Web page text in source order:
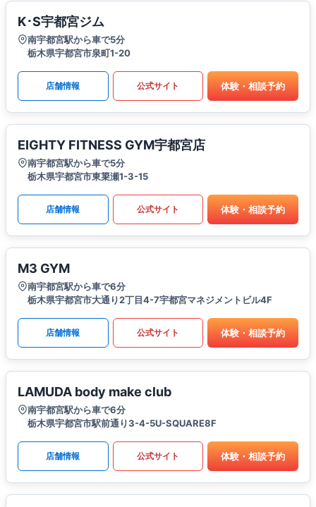
K･S宇都宮ジム
南宇都宮駅から車で5分
栃木県宇都宮市泉町1-20
店舗情報 公式サイト 体験・相談予約
EIGHTY FITNESS GYM宇都宮店
南宇都宮駅から車で5分
栃木県宇都宮市東簗瀬1-3-15
店舗情報 公式サイト 体験・相談予約
M3 GYM
南宇都宮駅から車で6分
栃木県宇都宮市大通り2丁目4-7宇都宮マネジメントビル4F
店舗情報 公式サイト 体験・相談予約
LAMUDA body make club
南宇都宮駅から車で6分
栃木県宇都宮市駅前通り3-4-5U-SQUARE8F
店舗情報 公式サイト 体験・相談予約